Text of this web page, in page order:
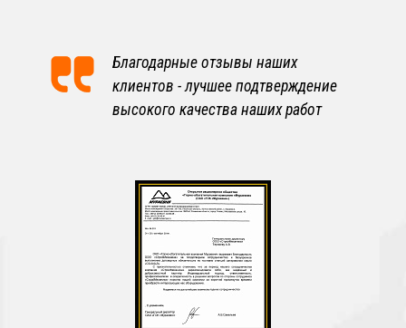
Благодарные отзывы наших
клиентов - лучшее подтверждение
высокого качества наших работ